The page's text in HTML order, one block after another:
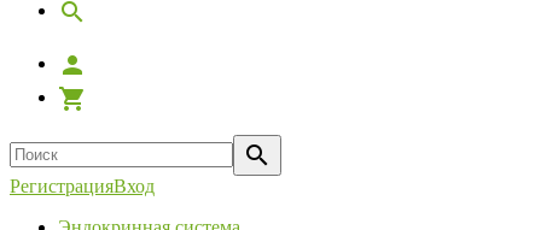
РегистрацияВход